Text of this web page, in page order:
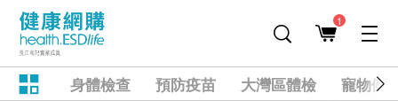
1
身體檢查 預防疫苗 大灣區體檢
寵物健